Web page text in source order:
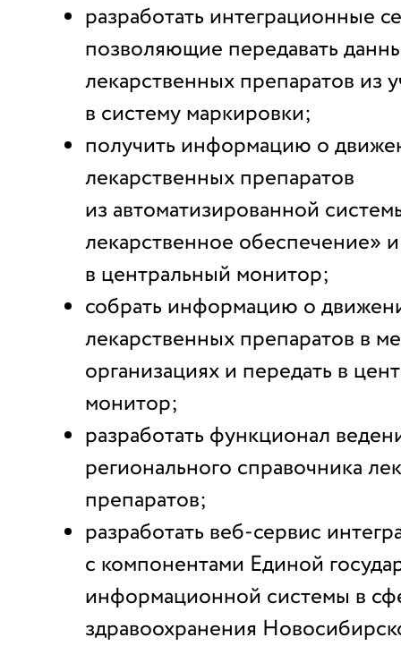
разработать интеграционные
позволяющие передавать
лекарственных препаратов из
в систему маркировки;
получить информацию о
лекарственных препаратов
из автоматизированной
лекарственное обеспечение»
в центральный монитор;
собрать информацию о
лекарственных препаратов в
организациях и передать в
монитор;
разработать функционал
регионального справочника
препаратов;
разработать веб-сервис
с компонентами Единой
информационной системы в
здравоохранения